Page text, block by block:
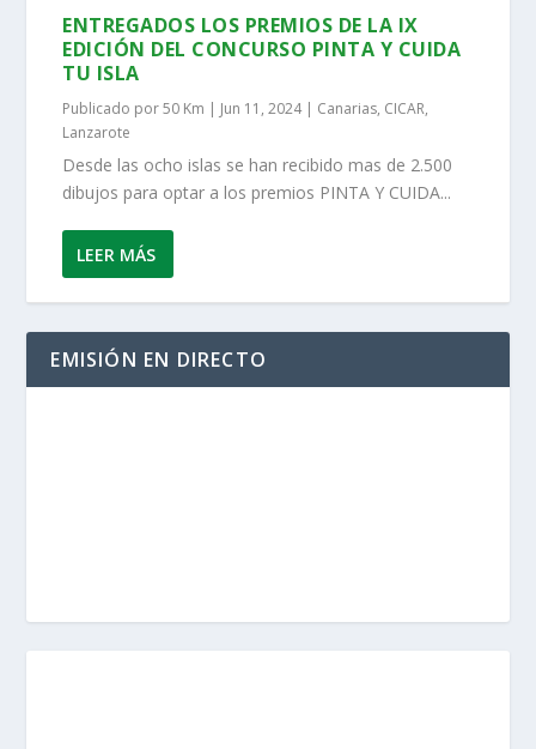
ENTREGADOS LOS PREMIOS DE LA IX
EDICIÓN DEL CONCURSO PINTA Y CUIDA
TU ISLA
Publicado por50 Km | Jun 11, 2024| Canarias, CICAR,
Lanzarote
Desde las ocho islas se han recibido mas de 2.500
dibujos para optar a los premios PINTA Y CUIDA...
LEER MÁS
EMISIÓN EN DIRECTO